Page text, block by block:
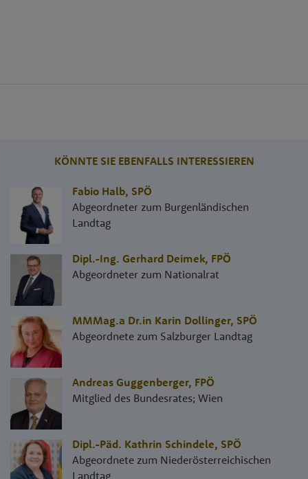
KÖNNTE SIE EBENFALLS INTERESSIEREN
Fabio Halb, SPÖ
Abgeordneter zum Burgenländischen
Landtag
Dipl.-Ing. Gerhard Deimek, FPÖ
Abgeordneter zum Nationalrat
MMMag.a Dr.in Karin Dollinger, SPÖ
Abgeordnete zum Salzburger Landtag
Andreas Guggenberger, FPÖ
Mitglied des Bundesrates; Wien
Dipl.-Päd. Kathrin Schindele, SPÖ
Abgeordnete zum Niederösterreichischen
Landtag